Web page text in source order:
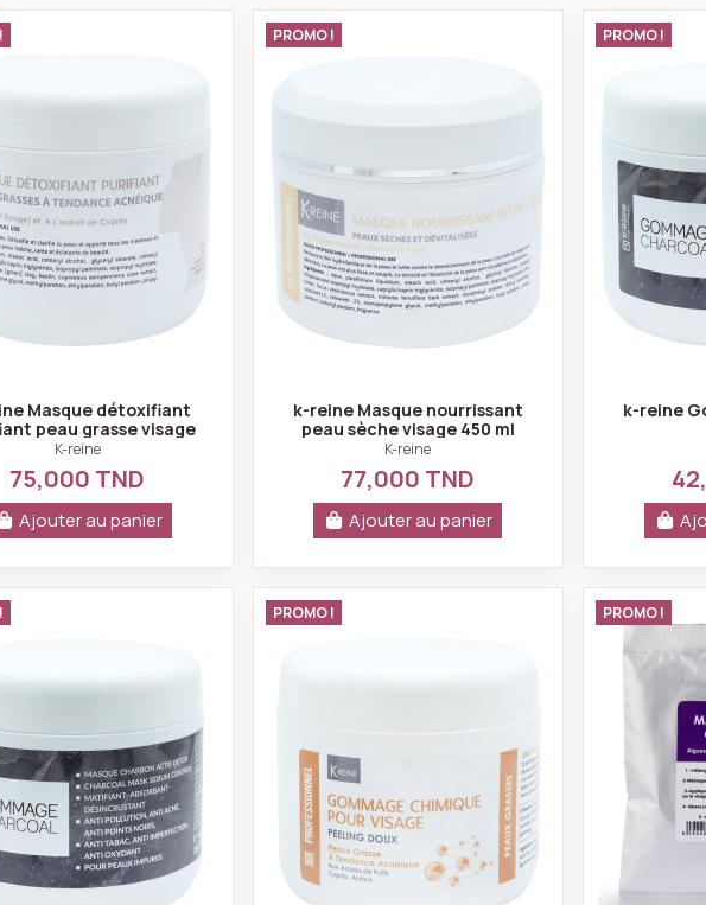
k-reine Masque détoxifiant purifiant peau grasse visage 450 ml
Masque détoxifiant
peau grasse visage
450 ml
K-reine
75,000 TND
Ajouter au panier
k-reine Masque nourrissant peau
PROMO !
k-reine Masque nourrissant
peau sèche visage 450 ml
K-reine
77,000 TND
Ajouter au panier
PROMO !
k-reine
k-reine Gommage charcoal 450 ml k-reine Gommage chimique peau
PROMO ! PROMO !